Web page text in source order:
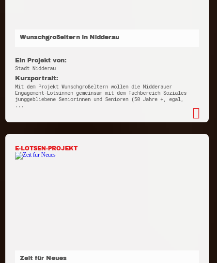
Wunschgroßeltern in Nidderau
Ein Projekt von:
Stadt Nidderau
Kurzportrait:
Mit dem Projekt Wunschgroßeltern wollen die Nidderauer
Engagement-Lotsinnen gemeinsam mit dem Fachbereich Soziales
junggebliebene Seniorinnen und Senioren (50 Jahre +, egal,
...
E-LOTSEN-PROJEKT
Zeit für Neues